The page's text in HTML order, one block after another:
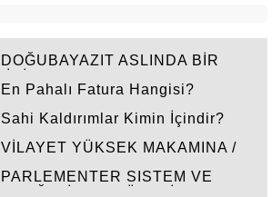
DOĞUBAYAZIT ASLINDA BİR
En Pahalı Fatura Hangisi?
Sahi Kaldırımlar Kimin İçindir?
VİLAYET YÜKSEK MAKAMINA /
PARLEMENTER SISTEM VE